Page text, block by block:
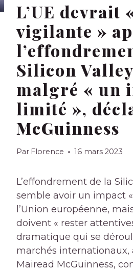
L’UE devrait
vigilante »
Silicon
malgré « un
limité »,
McGuinness
Par Florence 16 mars 2023
L’effondrement de la
semble avoir un impact
l’Union européenne,
doivent « rester
dramatique qui se
marchés internationaux,
Mairead McGuinness,